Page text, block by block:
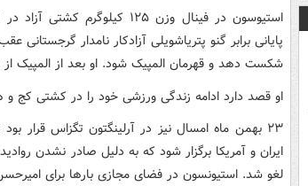
استیوسون در فینال وزن ۱۲۵
پایانی برابر گنو پتریاشویلی آزادکار نامدار
شکست دهد و قهرمان المپیک شود. او بعد از المپیک
او قصد دارد ادامه زندگی ورزشی خود را در کشتی کج و
۲۳ بهمن ماه امسال نیز در آرلینگتون تگزاس قرار
ایران و آمریکا برگزار شود که به دلیل صادر نشدن
لغو شد. استیونسون در فضای مجازی بارها برای